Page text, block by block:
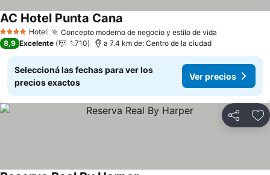
4 EstrellasHotel Concepto moderno de negocio y estilo de vida
AC Hotel Punta Cana
8,9 Excelente 1.710 a 7.4 km de: Centro de la ciudad
Seleccioná las fechas para ver los
precios exactos
Ver precios
Compartir